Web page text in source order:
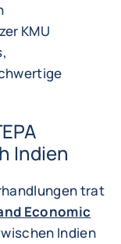
KMU
Indien
trat
Economic
Indien